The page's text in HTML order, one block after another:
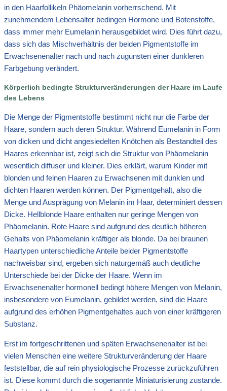
in den Haarfollikeln Phäomelanin vorherrschend. Mit
zunehmendem Lebensalter bedingen Hormone und Botenstoffe,
dass immer mehr Eumelanin herausgebildet wird. Dies führt dazu,
dass sich das Mischverhältnis der beiden Pigmentstoffe im
Erwachsenenalter nach und nach zugunsten einer dunkleren
Farbgebung verändert.
Körperlich bedingte Strukturveränderungen der Haare im Laufe
des Lebens
Die Menge der Pigmentstoffe bestimmt nicht nur die Farbe der
Haare, sondern auch deren Struktur. Während Eumelanin in Form
von dicken und dicht angesiedelten Knötchen als Bestandteil des
Haares erkennbar ist, zeigt sich die Struktur von Phäomelanin
wesentlich diffuser und kleiner. Dies erklärt, warum Kinder mit
blonden und feinen Haaren zu Erwachsenen mit dunklen und
dichten Haaren werden können. Der Pigmentgehalt, also die
Menge und Ausprägung von Melanin im Haar, determiniert dessen
Dicke. Hellblonde Haare enthalten nur geringe Mengen von
Phäomelanin. Rote Haare sind aufgrund des deutlich höheren
Gehalts von Phäomelanin kräftiger als blonde. Da bei braunen
Haartypen unterschiedliche Anteile beider Pigmentstoffe
nachweisbar sind, ergeben sich naturgemäß auch deutliche
Unterschiede bei der Dicke der Haare. Wenn im
Erwachsenenalter hormonell bedingt höhere Mengen von Melanin,
insbesondere von Eumelanin, gebildet werden, sind die Haare
aufgrund des erhöhen Pigmentgehaltes auch von einer kräftigeren
Substanz.
Erst im fortgeschrittenen und späten Erwachsenenalter ist bei
vielen Menschen eine weitere Strukturveränderung der Haare
feststellbar, die auf rein physiologische Prozesse zurückzuführen
ist. Diese kommt durch die sogenannte Miniaturisierung zustande.